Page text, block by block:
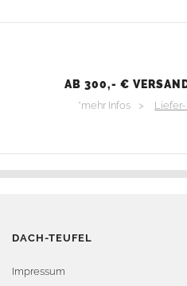
AB 300,- €
*mehr Infos >
DACH-TEUFEL
Impressum